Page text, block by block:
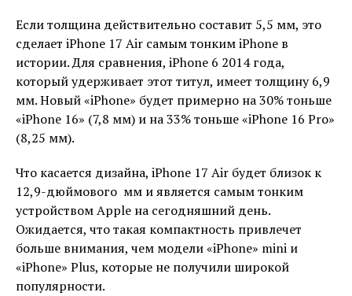
Если толщина действительно составит 5,5 мм, это
сделает ‌iPhone 17‌ Air самым тонким ‌iPhone‌ в
истории. Для сравнения, ‌iPhone 6‌ 2014 года,
который удерживает этот титул, имеет толщину 6,9
мм. Новый «iPhone» будет примерно на 30% тоньше
«iPhone 16» (7,8 мм) и на 33% тоньше «iPhone 16 Pro»
(8,25 мм).
Что касается дизайна, ‌iPhone 17‌ Air будет близок к
12,9-дюймового ‌ мм и является самым тонким
устройством Apple на сегодняшний день.
Ожидается, что такая компактность привлечет
больше внимания, чем модели «iPhone» mini и
«iPhone» Plus, которые не получили широкой
популярности.